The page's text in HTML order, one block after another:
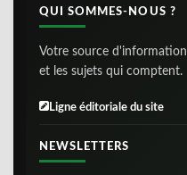
QUI SOMMES-NOUS ?
Votre source
et les sujets qui comptent.
Ligne éditoriale du site
NEWSLETTERS